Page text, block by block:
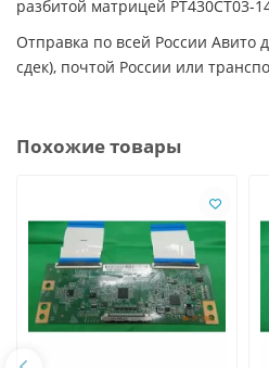
разбитой матрицей PT430CT03-
Отправка по всей России Авито
сдек), почтой России или
Похожие товары